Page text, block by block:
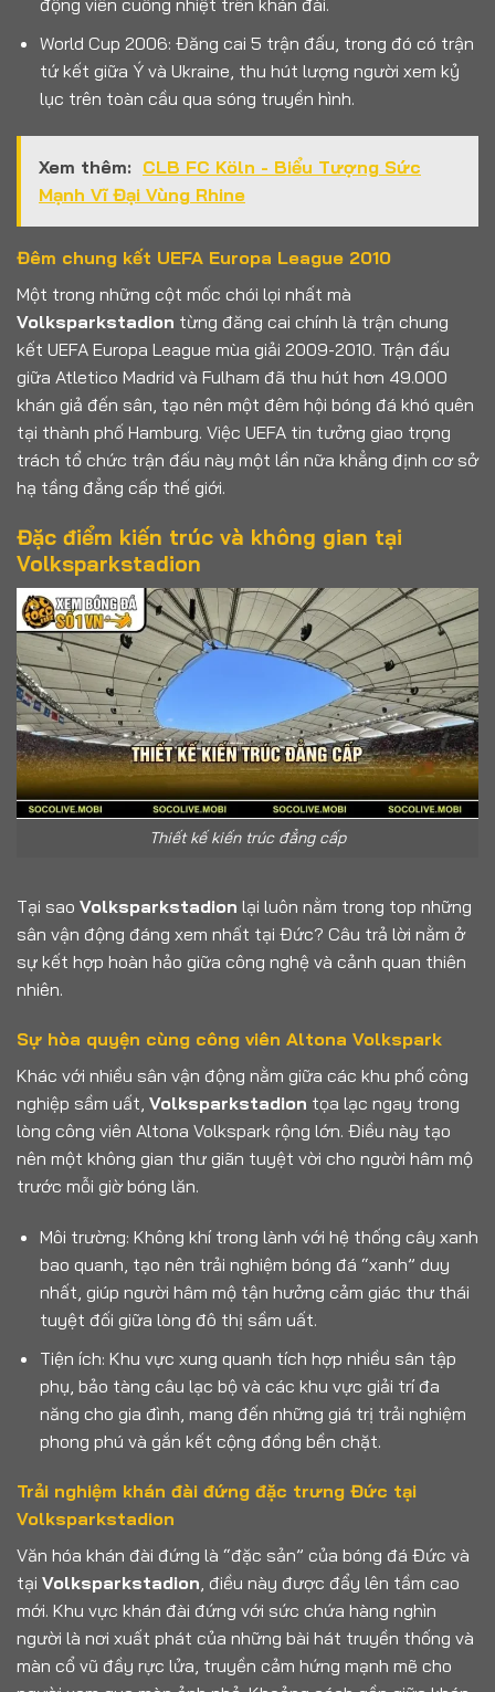
động viên cuồng nhiệt trên khán đài.
World Cup 2006: Đăng cai 5 trận đấu, trong đó có trận
tứ kết giữa Ý và Ukraine, thu hút lượng người xem kỷ
lục trên toàn cầu qua sóng truyền hình.
Xem thêm: CLB FC Köln - Biểu Tượng Sức
Mạnh Vĩ Đại Vùng Rhine
Đêm chung kết UEFA Europa League 2010
Một trong những cột mốc chói lọi nhất mà
Volksparkstadion từng đăng cai chính là trận chung
kết UEFA Europa League mùa giải 2009-2010. Trận đấu
giữa Atletico Madrid và Fulham đã thu hút hơn 49.000
khán giả đến sân, tạo nên một đêm hội bóng đá khó quên
tại thành phố Hamburg. Việc UEFA tin tưởng giao trọng
trách tổ chức trận đấu này một lần nữa khẳng định cơ sở
hạ tầng đẳng cấp thế giới.
Đặc điểm kiến trúc và không gian tại
Volksparkstadion
Thiết kế kiến trúc đẳng cấp
Tại sao Volksparkstadion lại luôn nằm trong top những
sân vận động đáng xem nhất tại Đức? Câu trả lời nằm ở
sự kết hợp hoàn hảo giữa công nghệ và cảnh quan thiên
nhiên.
Sự hòa quyện cùng công viên Altona Volkspark
Khác với nhiều sân vận động nằm giữa các khu phố công
nghiệp sầm uất, Volksparkstadion tọa lạc ngay trong
lòng công viên Altona Volkspark rộng lớn. Điều này tạo
nên một không gian thư giãn tuyệt vời cho người hâm mộ
trước mỗi giờ bóng lăn.
Môi trường: Không khí trong lành với hệ thống cây xanh
bao quanh, tạo nên trải nghiệm bóng đá “xanh” duy
nhất, giúp người hâm mộ tận hưởng cảm giác thư thái
tuyệt đối giữa lòng đô thị sầm uất.
Tiện ích: Khu vực xung quanh tích hợp nhiều sân tập
phụ, bảo tàng câu lạc bộ và các khu vực giải trí đa
năng cho gia đình, mang đến những giá trị trải nghiệm
phong phú và gắn kết cộng đồng bền chặt.
Trải nghiệm khán đài đứng đặc trưng Đức tại
Volksparkstadion
Văn hóa khán đài đứng là “đặc sản” của bóng đá Đức và
tại Volksparkstadion, điều này được đẩy lên tầm cao
mới. Khu vực khán đài đứng với sức chứa hàng nghìn
người là nơi xuất phát của những bài hát truyền thống và
màn cổ vũ đầy rực lửa, truyền cảm hứng mạnh mẽ cho